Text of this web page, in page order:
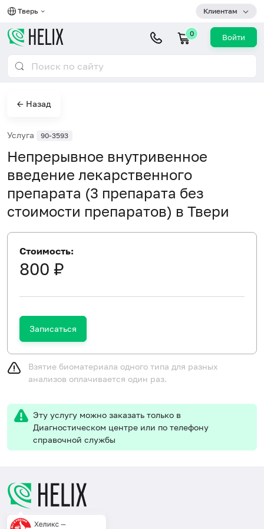
Тверь Клиентам
0 Войти
← Назад
Услуга 90-3593
Непрерывное внутривенное
введение лекарственного
препарата (3 препарата без
стоимости препаратов) в Твери
Стоимость:
800 ₽
Записаться
Взятие биоматериала одного типа для разных
анализов оплачивается один раз.
Эту услугу можно заказать только в
Диагностическом центре или по телефону
справочной службы